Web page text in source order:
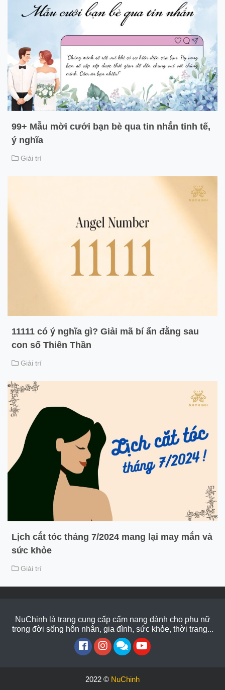
99+ Mẫu mời cưới bạn bè qua tin nhắn tinh tế,
ý nghĩa
Giải trí
11111 có ý nghĩa gì? Giải mã bí ẩn đằng sau
con số Thiên Thần
Giải trí
Lịch cắt tóc tháng 7/2024 mang lại may mắn và
sức khỏe
Giải trí
NuChinh là trang cung cấp cẩm nang dành cho phụ nữ
trong đời sống hôn nhân, gia đình, sức khỏe, thời trang...
2022 © NuChinh